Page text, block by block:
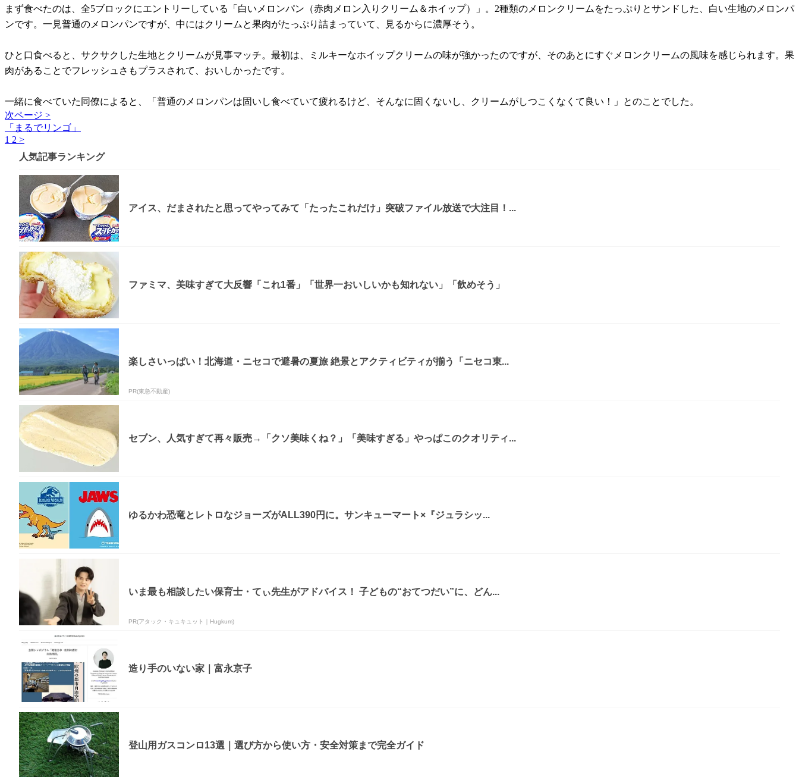
まず食べたのは、全5ブロックにエントリーしている「白いメロンパン（赤肉メロン入りクリーム＆ホイップ）」。2種類のメロンクリームをたっぷりとサンドした、白い生地のメロンパ
ンです。一見普通のメロンパンですが、中にはクリームと果肉がたっぷり詰まっていて、見るからに濃厚そう。
ひと口食べると、サクサクした生地とクリームが見事マッチ。最初は、ミルキーなホイップクリームの味が強かったのですが、そのあとにすぐメロンクリームの風味を感じられます。果
肉があることでフレッシュさもプラスされて、おいしかったです。
一緒に食べていた同僚によると、「普通のメロンパンは固いし食べていて疲れるけど、そんなに固くないし、クリームがしつこくなくて良い！」とのことでした。
次ページ >
「まるでリンゴ」
1 2 >
人気記事ランキング
アイス、だまされたと思ってやってみて「たったこれだけ」突破ファイル放送で大注目！...
ファミマ、美味すぎて大反響「これ1番」「世界一おいしいかも知れない」「飲めそう」
楽しさいっぱい！北海道・ニセコで避暑の夏旅 絶景とアクティビティが揃う「ニセコ東...
PR(東急不動産)
セブン、人気すぎて再々販売→「クソ美味くね？」「美味すぎる」やっぱこのクオリティ...
ゆるかわ恐竜とレトロなジョーズがALL390円に。サンキューマート×『ジュラシッ...
いま最も相談したい保育士・てぃ先生がアドバイス！ 子どもの“おてつだい”に、どん...
PR(アタック・キュキュット｜Hugkum)
造り手のいない家｜富永京子
登山用ガスコンロ13選｜選び方から使い方・安全対策まで完全ガイド